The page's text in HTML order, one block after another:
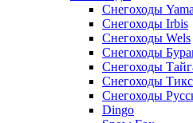
Снегоходы
Снегоходы Irbis
Снегоходы Wels
Снегоходы
Снегоходы
Снегоходы
Снегоходы
Dingo